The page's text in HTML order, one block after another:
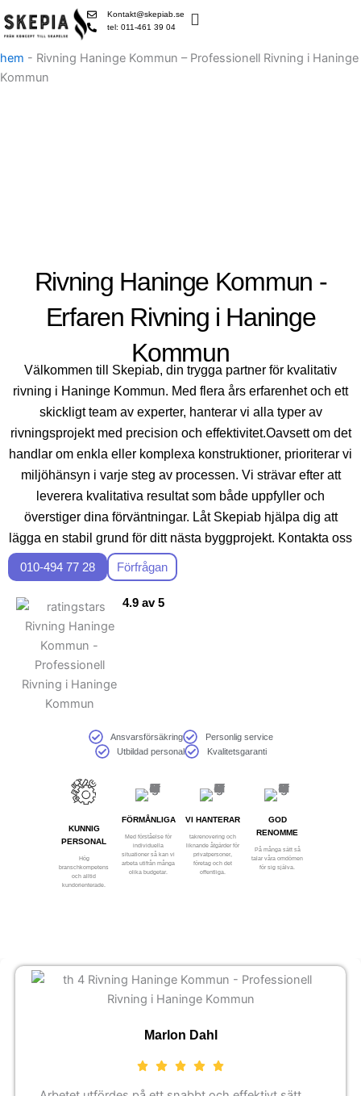
to
Kontakt@skepiab.se
tel: 011-461 39 04
hem - Rivning Haninge Kommun – Professionell Rivning i Haninge
Kommun
Rivning Haninge Kommun -
Erfaren Rivning i Haninge
Kommun
Välkommen till Skepiab, din trygga partner för kvalitativ
rivning i Haninge Kommun. Med flera års erfarenhet och ett
skickligt team av experter, hanterar vi alla typer av
rivningsprojekt med precision och effektivitet.Oavsett om det
handlar om enkla eller komplexa konstruktioner, prioriterar vi
miljöhänsyn i varje steg av processen. Vi strävar efter att
leverera kvalitativa resultat som både uppfyller och
överstiger dina förväntningar. Låt Skepiab hjälpa dig att
lägga en stabil grund för ditt nästa byggprojekt. Kontakta oss
idag för en kostnadsfri konsultation!
010-494 77 28 Förfrågan
4.9 av 5
Ansvarsförsäkring
Personlig service
Utbildad personal
Kvalitetsgaranti
KUNNIG
PERSONAL
Hög
branschkompetens
och alltid
kundorienterade.
FÖRMÅNLIGA
Med förståelse för
individuella
situationer så kan vi
arbeta utifrån många
olika budgetar.
VI HANTERAR
takrenovering och
liknande åtgärder för
privatpersoner,
företag och det
offentliga.
GOD
RENOMME
På många sätt så
talar våra omdömen
för sig själva.
Marlon Dahl